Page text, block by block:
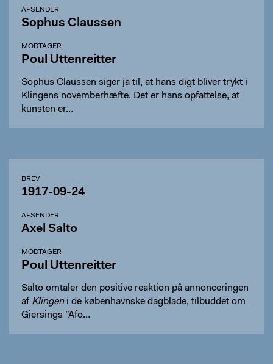
AFSENDER
Sophus Claussen
MODTAGER
Poul Uttenreitter
Sophus Claussen siger ja til, at hans digt bliver trykt i
Klingens novemberhæfte. Det er hans opfattelse, at
kunsten er…
BREV
1917-09-24
AFSENDER
Axel Salto
MODTAGER
Poul Uttenreitter
Salto omtaler den positive reaktion på annonceringen
af Klingeni de københavnske dagblade, tilbuddet om
Giersings ”Afo…